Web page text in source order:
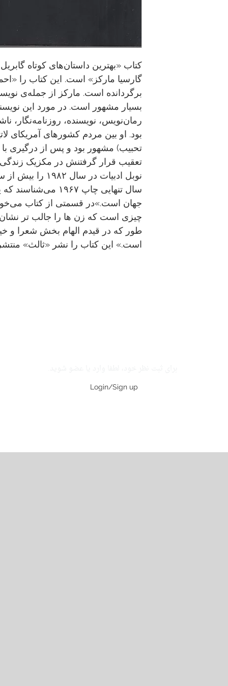
کتاب «بهترین داستان‌های کوتاه
گارسیا مارکز» است. این کتاب را
برگردانده است. مارکز از جمله‌ی
بسیار مشهور است. در مورد این
رمان‌نویس، نویسنده، روزنامه‌نگار،
بود. او بین مردم کشورهای آمریکای
تحبیب) مشهور بود و پس از درگیری
تعقیب قرار گرفتنش در مکزیک زندگی
نوبل ادبیات در
سال تنهایی چاپ
جهان است.»در قسمتی از کتاب
چیزی است که زن ها را جالب تر
طور که در قیدم الهام بخش شعرا و
است.» این کتاب را نشر «ثالث»
Login/Sign up